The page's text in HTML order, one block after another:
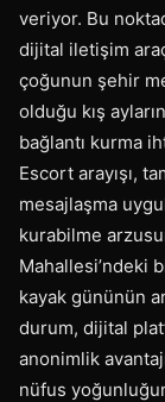
veriyor. Bu
dijital iletişim
çoğunun şehir
olduğu kış
bağlantı kurma
Escort arayışı,
mesajlaşma
kurabilme
Mahallesi’ndeki
kayak gününün
durum, dijital
anonimlik
nüfus